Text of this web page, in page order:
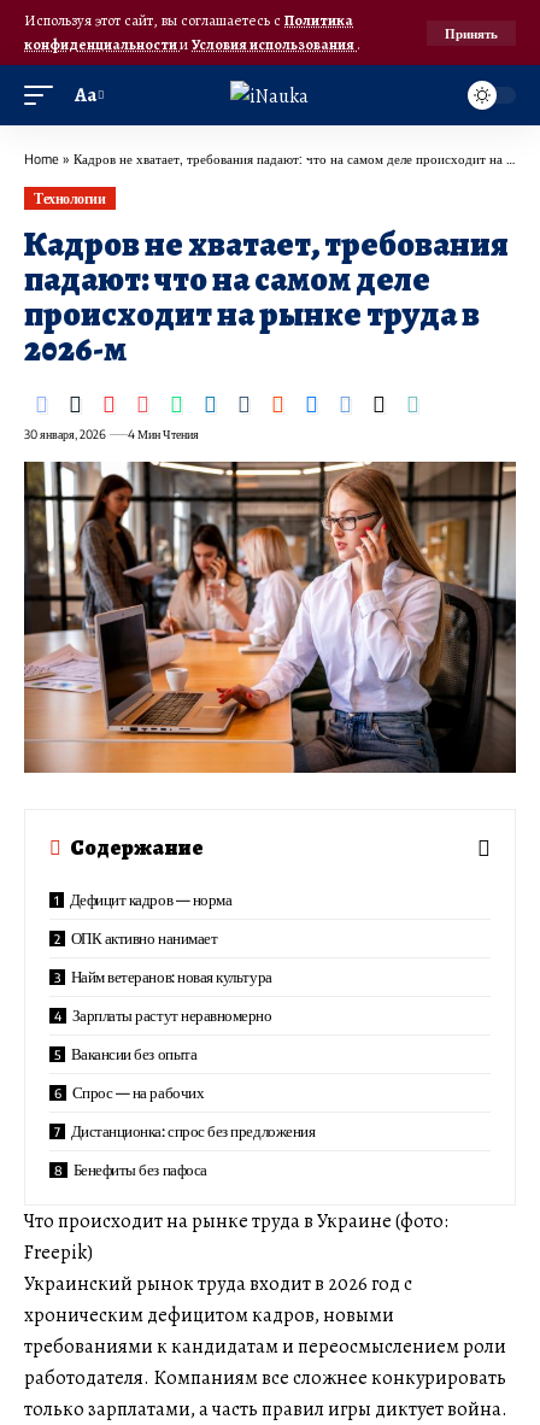
Используя этот сайт, вы соглашаетесь с Политика
конфиденциальностииУсловия использования.
Принять
Аа
Home » Кадров не хватает, требования падают: что на самом деле происходит на рынке труда в 2026-м
Технологии
Кадров не хватает, требования
падают: что на самом деле
происходит на рынке труда в
2026-м
30 января, 2026 4 Мин Чтения
Содержание
Дефицит кадров — норма
ОПК активно нанимает
Найм ветеранов: новая культура
Зарплаты растут неравномерно
Вакансии без опыта
Спрос — на рабочих
Дистанционка: спрос без предложения
Бенефиты без пафоса
Что происходит на рынке труда в Украине (фото:
Freepik)
Украинский рынок труда входит в 2026 год с
хроническим дефицитом кадров, новыми
требованиями к кандидатам и переосмыслением роли
работодателя. Компаниям все сложнее конкурировать
только зарплатами, а часть правил игры диктует война.